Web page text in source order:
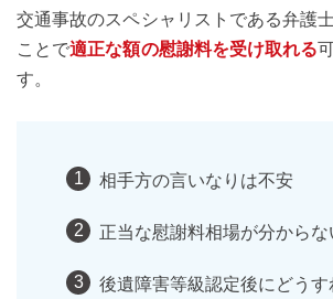
交通事故のスペシャリストである弁護
ことで適正な額の慰謝料を受け取れる
す。
相手方の言いなりは不安
正当な慰謝料相場が分からな
後遺障害等級認定後にどう